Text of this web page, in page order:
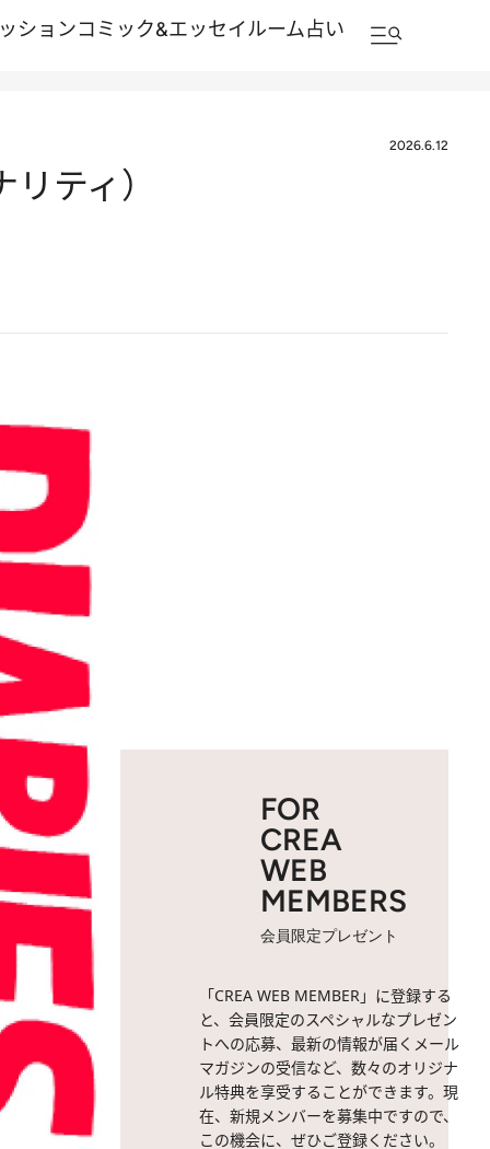
ションコミック&エッセイルーム占い
2026.6.12
ティ）
FOR
CREA
WEB
MEMBERS
会員限定プレゼント
「CREA WEB MEMBER」に登録する
と、会員限定のスペシャルなプレゼン
トへの応募、最新の情報が届くメール
マガジンの受信など、数々のオリジナ
ル特典を享受することができます。現
在、新規メンバーを募集中ですので、
この機会に、ぜひご登録ください。